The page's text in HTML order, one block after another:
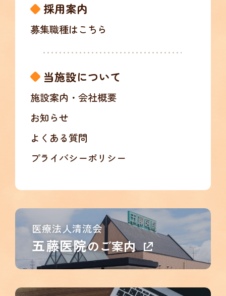
採用案内
募集職種はこちら
当施設について
施設案内・会社概要
お知らせ
よくある質問
プライバシーポリシー
医療法人清流会
五藤医院のご案内